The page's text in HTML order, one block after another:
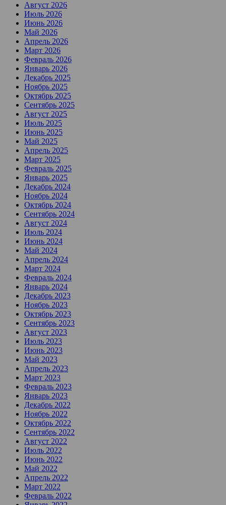
Август 2026
Июль 2026
Июнь 2026
Май 2026
Апрель 2026
Март 2026
Февраль 2026
Январь 2026
Декабрь 2025
Ноябрь 2025
Октябрь 2025
Сентябрь 2025
Август 2025
Июль 2025
Июнь 2025
Май 2025
Апрель 2025
Март 2025
Февраль 2025
Январь 2025
Декабрь 2024
Ноябрь 2024
Октябрь 2024
Сентябрь 2024
Август 2024
Июль 2024
Июнь 2024
Май 2024
Апрель 2024
Март 2024
Февраль 2024
Январь 2024
Декабрь 2023
Ноябрь 2023
Октябрь 2023
Сентябрь 2023
Август 2023
Июль 2023
Июнь 2023
Май 2023
Апрель 2023
Март 2023
Февраль 2023
Январь 2023
Декабрь 2022
Ноябрь 2022
Октябрь 2022
Сентябрь 2022
Август 2022
Июль 2022
Июнь 2022
Май 2022
Апрель 2022
Март 2022
Февраль 2022